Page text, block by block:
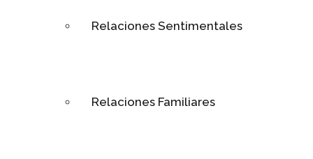
Relaciones Sentimentales
Relaciones Familiares